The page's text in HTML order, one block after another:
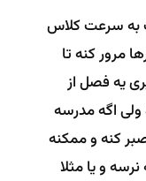
به سرعت کلاس
مرور کنه تا
یه فصل از
ولی اگه مدرسه
کنه و ممکنه
و یا مثلا